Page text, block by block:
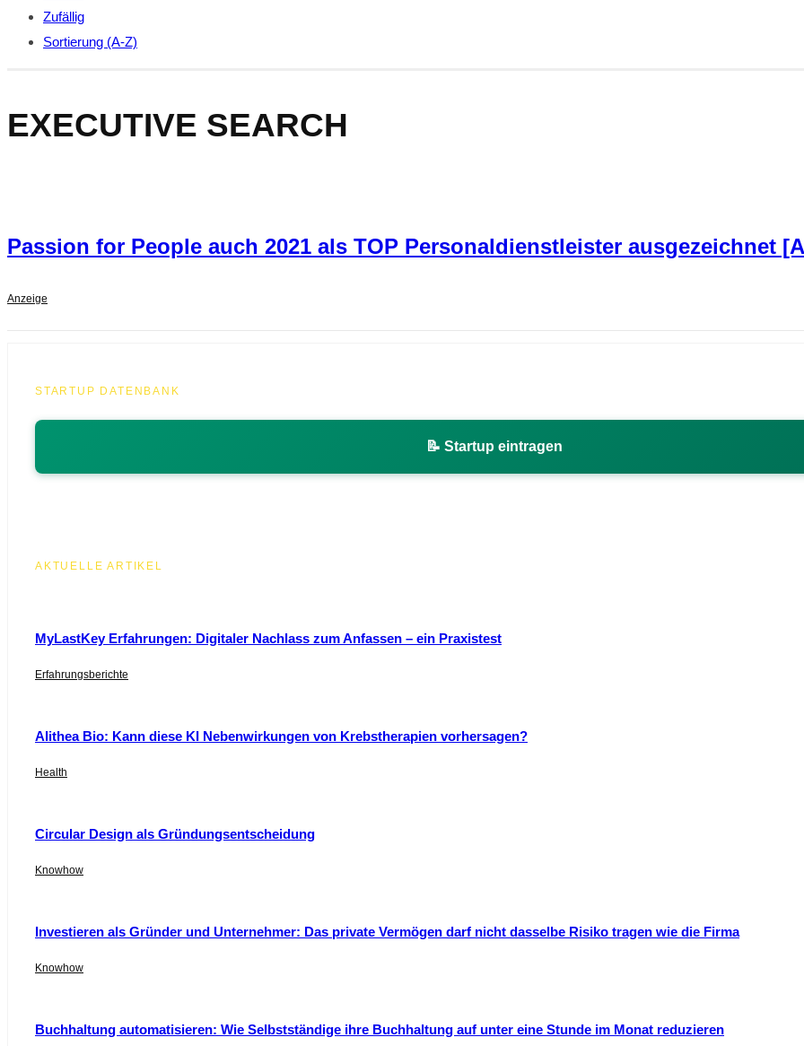
Zufällig
Sortierung (A-Z)
EXECUTIVE SEARCH
Passion for People auch 2021 als TOP Personaldienstleister ausgezeichnet
Anzeige
STARTUP DATENBANK
📝 Startup eintragen
AKTUELLE ARTIKEL
MyLastKey Erfahrungen: Digitaler Nachlass zum Anfassen – ein Praxistest
Erfahrungsberichte
Alithea Bio: Kann diese KI Nebenwirkungen von Krebstherapien vorhersagen?
Health
Circular Design als Gründungsentscheidung
Knowhow
Investieren als Gründer und Unternehmer: Das private Vermögen darf nicht dasselbe Risiko tragen wie die Firma
Knowhow
Buchhaltung automatisieren: Wie Selbstständige ihre Buchhaltung auf unter eine Stunde im Monat reduzieren